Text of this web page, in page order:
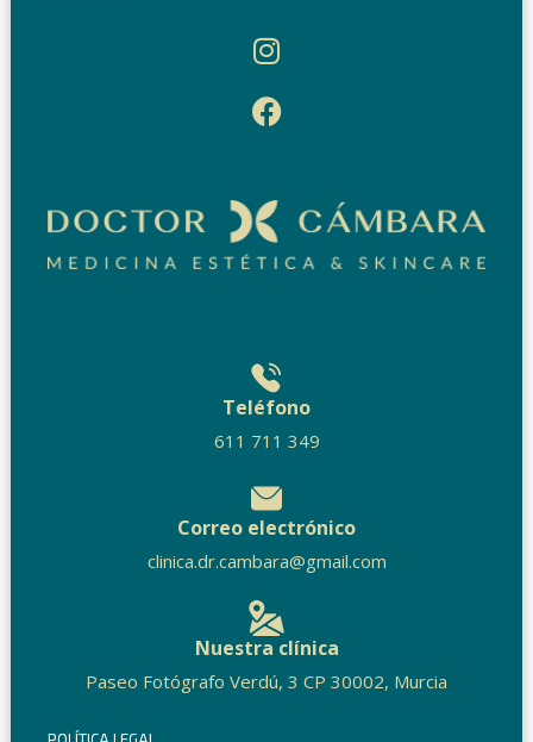
Teléfono
611 711 349
Correo electrónico
clinica.dr.cambara@gmail.com
Nuestra clínica
Paseo Fotógrafo Verdú, 3 CP 30002, Murcia